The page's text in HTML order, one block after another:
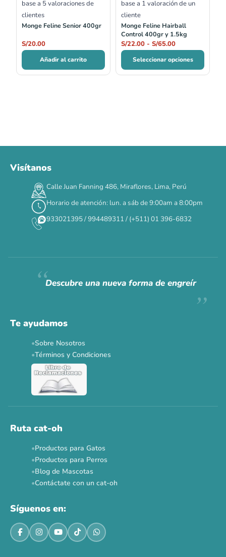
base a 5valoraciones de
clientes
Monge Feline Senior 400gr
S/20.00
Añadir al carrito
base a 1 valoración de un
cliente
Monge Feline Hairball
Control 400gr y 1.5kg
S/22.00 - S/65.00
Seleccionar opciones
DÍAS HORAS MIN SEG
✕
Siempre fuimosraros.
Ver todas las promos 🐾
Visítanos
Calle Juan Fanning 486, Miraflores, Lima, Perú
Horario de atención: lun. a sáb de 9:00am a 8:00pm
933021395 / 994489311 / (+511) 01 396-6832
Descubre una nueva forma de engreír
Te ayudamos
Sobre Nosotros
Términos y Condiciones
Ruta cat-oh
Productos para Gatos
Productos para Perros
Blog de Mascotas
Contáctate con un cat-oh
Síguenos en: